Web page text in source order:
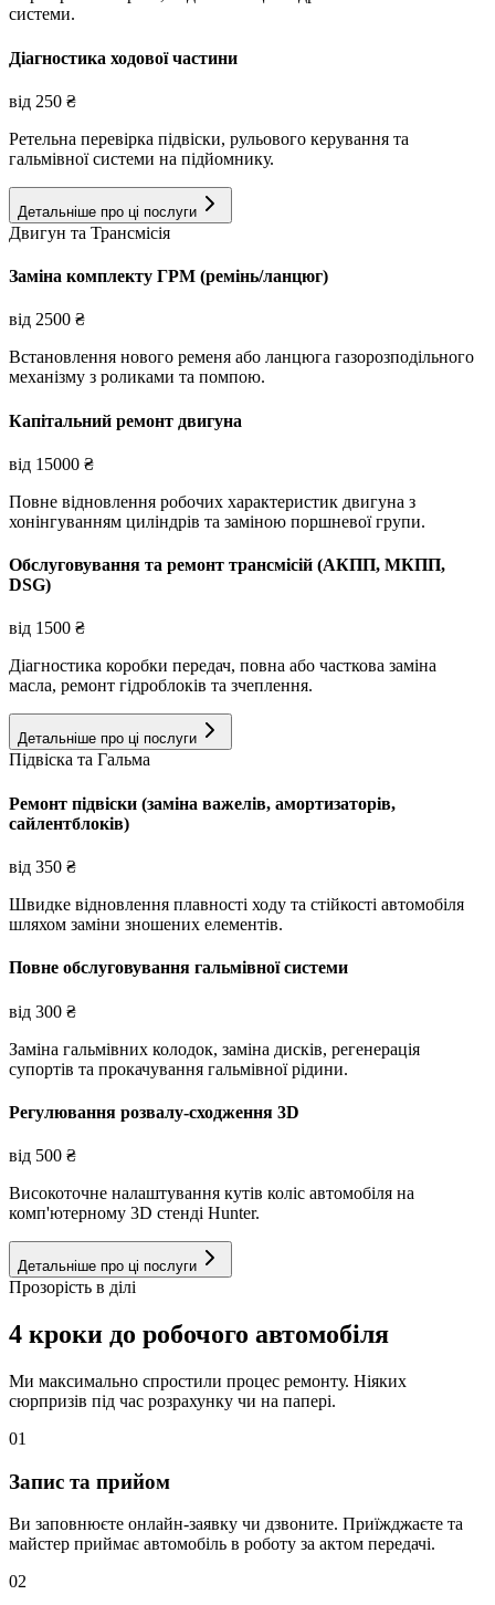
системи.
Діагностика ходової частини
від 250 ₴
Ретельна перевірка підвіски, рульового керування та
гальмівної системи на підйомнику.
Детальніше про ці послуги
Двигун та Трансмісія
Заміна комплекту ГРМ (ремінь/ланцюг)
від 2500 ₴
Встановлення нового ременя або ланцюга газорозподільного
механізму з роликами та помпою.
Капітальний ремонт двигуна
від 15000 ₴
Повне відновлення робочих характеристик двигуна з
хонінгуванням циліндрів та заміною поршневої групи.
Обслуговування та ремонт трансмісій (АКПП, МКПП,
DSG)
від 1500 ₴
Діагностика коробки передач, повна або часткова заміна
масла, ремонт гідроблоків та зчеплення.
Детальніше про ці послуги
Підвіска та Гальма
Ремонт підвіски (заміна важелів, амортизаторів,
сайлентблоків)
від 350 ₴
Швидке відновлення плавності ходу та стійкості автомобіля
шляхом заміни зношених елементів.
Повне обслуговування гальмівної системи
від 300 ₴
Заміна гальмівних колодок, заміна дисків, регенерація
супортів та прокачування гальмівної рідини.
Регулювання розвалу-сходження 3D
від 500 ₴
Високоточне налаштування кутів коліс автомобіля на
комп'ютерному 3D стенді Hunter.
Детальніше про ці послуги
Прозорість в ділі
4 кроки до робочого автомобіля
Ми максимально спростили процес ремонту. Ніяких
сюрпризів під час розрахунку чи на папері.
01
Запис та прийом
Ви заповнюєте онлайн-заявку чи дзвоните. Приїжджаєте та
майстер приймає автомобіль в роботу за актом передачі.
02